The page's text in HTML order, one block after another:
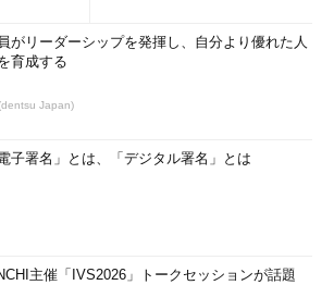
がリーダーシップを発揮し、自分より優れた人
育成する
Japan)
電子署名」とは、「デジタル署名」とは
主催「IVS2026」トークセッションが話題